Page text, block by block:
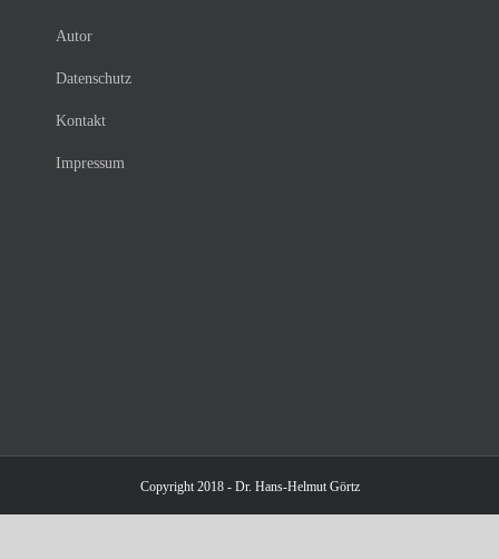
Autor
Datenschutz
Kontakt
Impressum
Copyright 2018 - Dr. Hans-Helmut Görtz